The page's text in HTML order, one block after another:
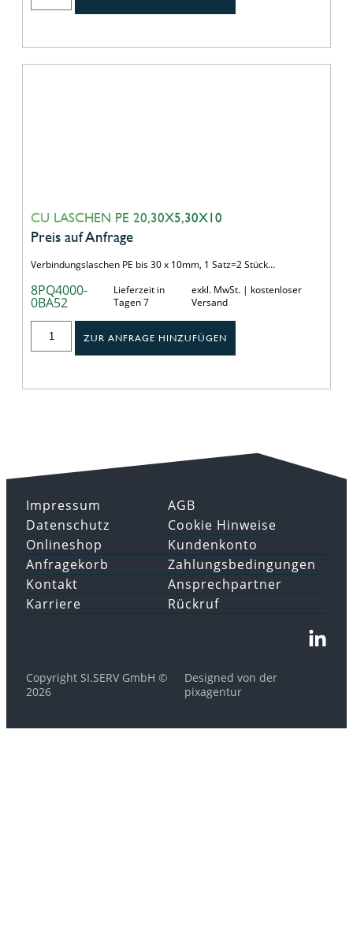
CU LASCHEN PE 20,30X5,30X10
Preis auf Anfrage
Verbindungslaschen PE bis 30 x 10mm, 1 Satz=2 Stück…
8PQ4000-
0BA52
Lieferzeit in
Tagen 7
exkl. MwSt. | kostenloser
Versand
ZUR ANFRAGE HINZUFÜGEN
Impressum
Datenschutz
AGB
Cookie Hinweise
Onlineshop
Anfragekorb
Kundenkonto
Zahlungsbedingungen
Kontakt
Karriere
Ansprechpartner
Rückruf
Copyright SI.SERV GmbH ©
2026
Designed von der
pixagentur